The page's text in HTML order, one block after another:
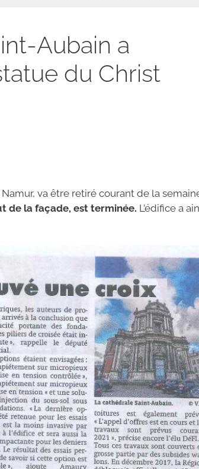
Aubain a
du Christ
va être retiré courant de la
de la façade, est terminée. L’édifice a